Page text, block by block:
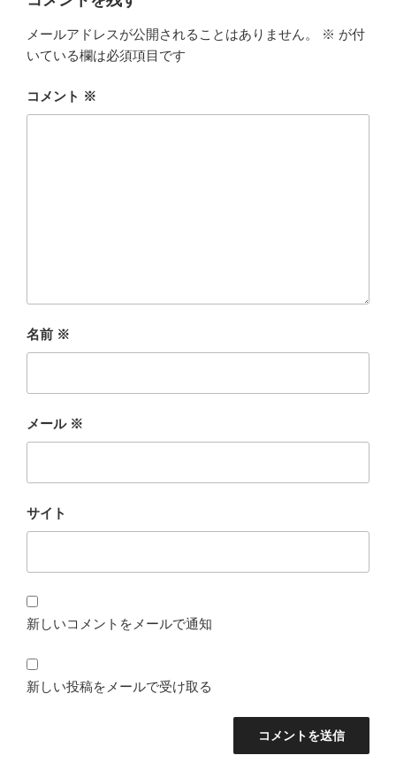
メールアドレスが公開されることはありません。 ※ が付
いている欄は必須項目です
コメント ※
名前 ※
メール ※
サイト
新しいコメントをメールで通知
新しい投稿をメールで受け取る